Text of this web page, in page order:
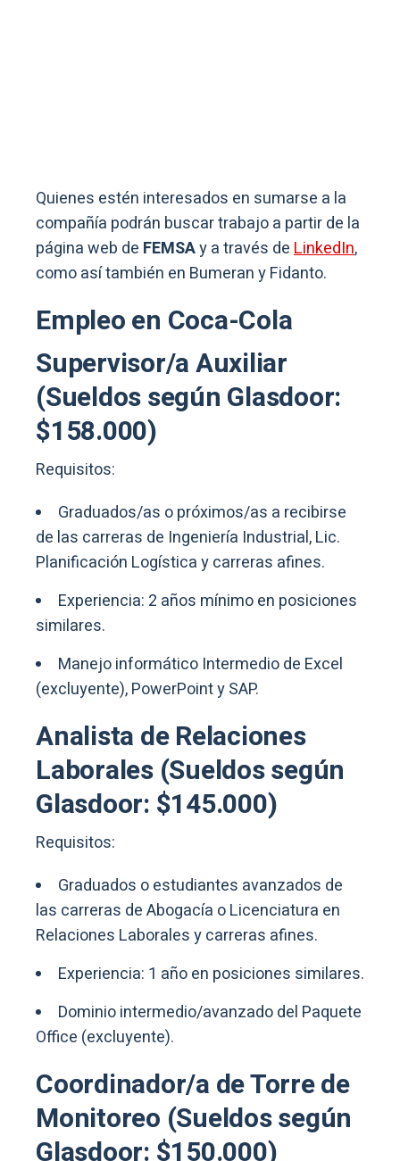
Quienes estén interesados en sumarse a la
compañía podrán buscar trabajo a partir de la
página web de FEMSAy a través deLinkedIn,
como así también en Bumeran y Fidanto.
Empleo en Coca-Cola
Supervisor/a Auxiliar
(Sueldos según Glasdoor:
$158.000)
Requisitos:
Graduados/as o próximos/as a recibirse
de las carreras de Ingeniería Industrial, Lic.
Planificación Logística y carreras afines.
Experiencia: 2 años mínimo en posiciones
similares.
Manejo informático Intermedio de Excel
(excluyente), PowerPoint y SAP.
Analista de Relaciones
Laborales (Sueldos según
Glasdoor: $145.000)
Requisitos:
Graduados o estudiantes avanzados de
las carreras de Abogacía o Licenciatura en
Relaciones Laborales y carreras afines.
Experiencia: 1 año en posiciones similares.
Dominio intermedio/avanzado del Paquete
Office (excluyente).
Coordinador/a de Torre de
Monitoreo (Sueldos según
Glasdoor: $150.000)